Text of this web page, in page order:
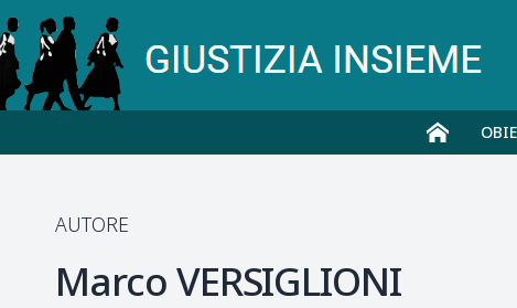
AUTORE
MarcoVERSIGLIONI